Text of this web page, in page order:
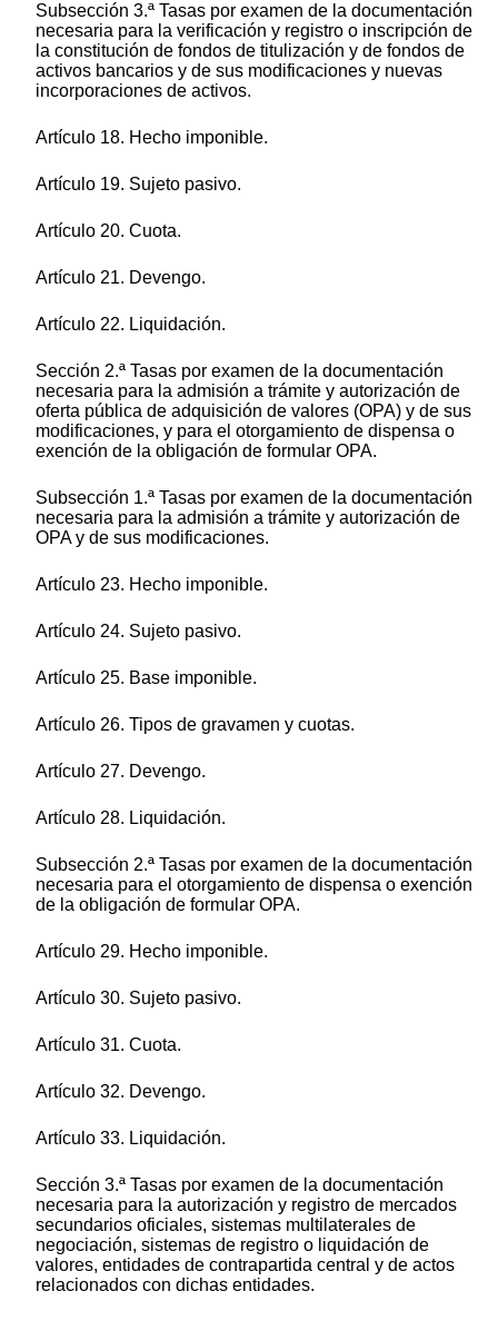
Subsección 3.ª Tasas por examen de la documentación
necesaria para la verificación y registro o inscripción de
la constitución de fondos de titulización y de fondos de
activos bancarios y de sus modificaciones y nuevas
incorporaciones de activos.
Artículo 18. Hecho imponible.
Artículo 19. Sujeto pasivo.
Artículo 20. Cuota.
Artículo 21. Devengo.
Artículo 22. Liquidación.
Sección 2.ª Tasas por examen de la documentación
necesaria para la admisión a trámite y autorización de
oferta pública de adquisición de valores (OPA) y de sus
modificaciones, y para el otorgamiento de dispensa o
exención de la obligación de formular OPA.
Subsección 1.ª Tasas por examen de la documentación
necesaria para la admisión a trámite y autorización de
OPA y de sus modificaciones.
Artículo 23. Hecho imponible.
Artículo 24. Sujeto pasivo.
Artículo 25. Base imponible.
Artículo 26. Tipos de gravamen y cuotas.
Artículo 27. Devengo.
Artículo 28. Liquidación.
Subsección 2.ª Tasas por examen de la documentación
necesaria para el otorgamiento de dispensa o exención
de la obligación de formular OPA.
Artículo 29. Hecho imponible.
Artículo 30. Sujeto pasivo.
Artículo 31. Cuota.
Artículo 32. Devengo.
Artículo 33. Liquidación.
Sección 3.ª Tasas por examen de la documentación
necesaria para la autorización y registro de mercados
secundarios oficiales, sistemas multilaterales de
negociación, sistemas de registro o liquidación de
valores, entidades de contrapartida central y de actos
relacionados con dichas entidades.